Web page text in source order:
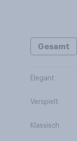
Gesamt
Elegant
Verspielt
Klassisch